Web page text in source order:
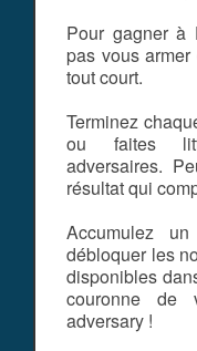
Pour gagner à
pas vous
tout court.
Terminez
ou faites
adversaires.
résultat qui
Accumulez
débloquer les
disponibles
couronne de
adversary !